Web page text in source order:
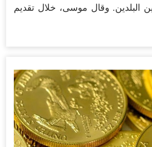
البلدين. وقال موسى، خلال تقديم